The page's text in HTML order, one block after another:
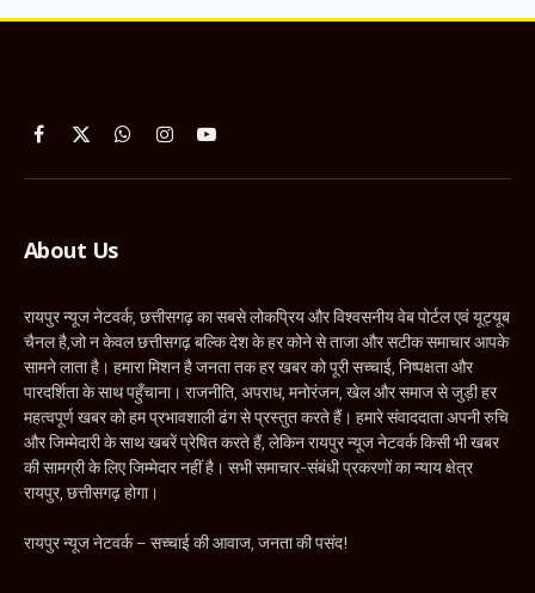
Facebook
X
WhatsApp
InstagramYouTube
About Us
रायपुर न्यूज नेटवर्क, छत्तीसगढ़ का सबसे लोकप्रिय और विश्वसनीय वेब पोर्टल एवं यूट्यूब
चैनल है,जो न केवल छत्तीसगढ़ बल्कि देश के हर कोने से ताजा और सटीक समाचार आपके
सामने लाता है। हमारा मिशन है जनता तक हर खबर को पूरी सच्चाई, निष्पक्षता और
पारदर्शिता के साथ पहुँचाना। राजनीति, अपराध, मनोरंजन, खेल और समाज से जुड़ी हर
महत्वपूर्ण खबर को हम प्रभावशाली ढंग से प्रस्तुत करते हैं। हमारे संवाददाता अपनी रुचि
और जिम्मेदारी के साथ खबरें प्रेषित करते हैं, लेकिन रायपुर न्यूज नेटवर्क किसी भी खबर
की सामग्री के लिए जिम्मेदार नहीं है। सभी समाचार-संबंधी प्रकरणों का न्याय क्षेत्र
रायपुर, छत्तीसगढ़ होगा।
रायपुर न्यूज नेटवर्क – सच्चाई की आवाज, जनता की पसंद!